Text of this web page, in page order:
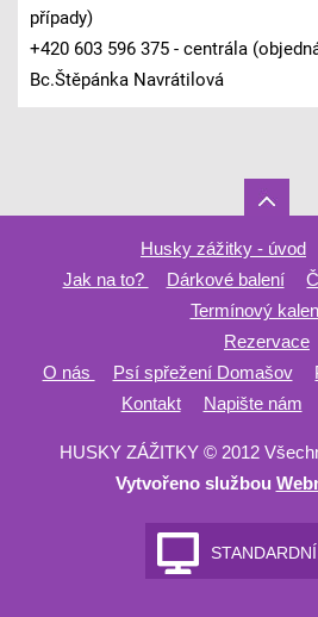
případy)
+420 603 596 375 - centrála
Bc.Štěpánka Navrátilová
Husky zážitky - úvod
Jak na to?
Dárkové balení
Termínový
Rezervace
O nás
Psí spřežení Domašov
Kontakt
Napište nám
HUSKY ZÁŽITKY © 2012
Vytvořeno službou